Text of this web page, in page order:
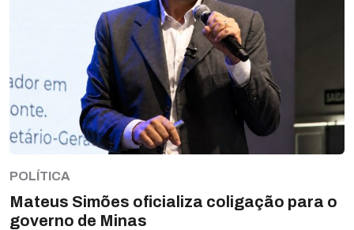
POLÍTICA
Mateus Simões oficializa coligação para o
governo de Minas